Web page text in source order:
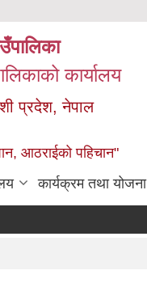
कार्यालय
प्रदेश, नेपाल
आठराईको पहिचान"
कार्यक्रम तथा योजना